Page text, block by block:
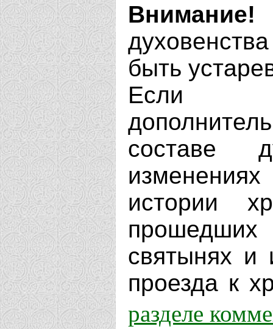
Внимание!
быть
Если
составе
истории
святынях и
проезда к
разделе